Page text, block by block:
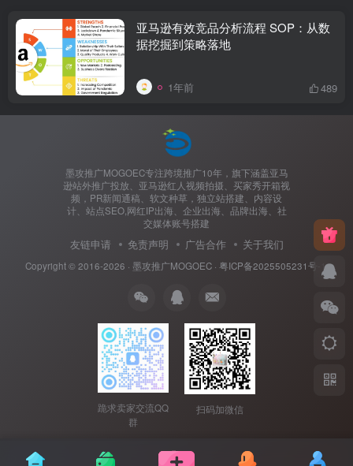
亚马逊有效竞品分析流程 SOP：从数
据挖掘到策略落地
1年前 489
墨攻推广MOGOEC专注跨境推广10年，旗下涵盖亚马
逊站外推广投放、亚马逊红人视频拍摄、买家秀开箱视
频，PR新闻通稿、软文种草，独立站搭建、内容设
计、站点SEO,网红IP出海、企业出海、品牌出海、社
交媒体账号搭建
友链申请 免责声明 广告合作 关于我们
Copyright © 2016-2026 · 墨攻推广MOGOEC· 粤ICP备2025505231号-1.
跪求卖家交流QQ
群
扫码加微信